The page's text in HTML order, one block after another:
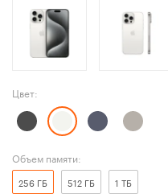
Цвет:
Объем памяти:
256 ГБ 512 ГБ 1 ТБ